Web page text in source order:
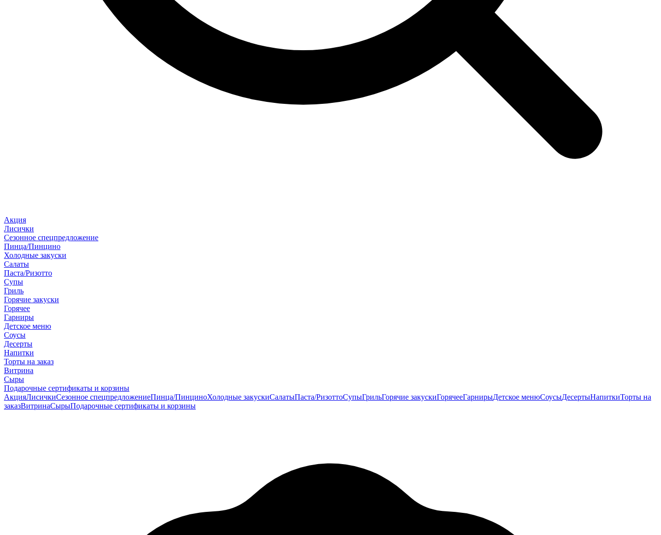
Акция
Лисички
Сезонное спецпредложение
Пинца/Пинцино
Холодные закуски
Салаты
Паста/Ризотто
Супы
Гриль
Горячие закуски
Горячее
Гарниры
Детское меню
Соусы
Десерты
Напитки
Торты на заказ
Витрина
Сыры
Подарочные сертификаты и корзины
АкцияЛисичкиСезонное спецпредложениеПинца/ПинциноХолодные закускиСалатыПаста/РизоттоСупыГрильГорячие закускиГорячееГарнирыДетское менюСоусыДесертыНапиткиТорты на
заказВитринаСырыПодарочные сертификаты и корзины